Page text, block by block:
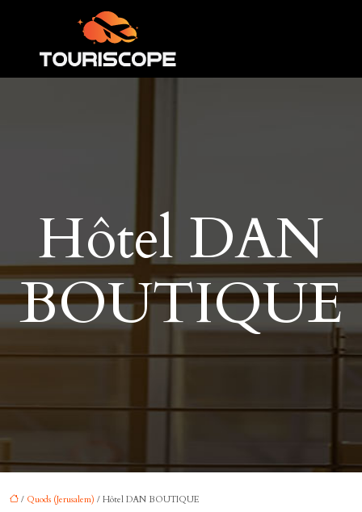
Hôtel DAN
BOUTIQUE
/ Quods (Jerusalem) / Hôtel DAN BOUTIQUE